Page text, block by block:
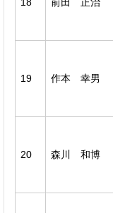
19 作本 幸男
20 森川 和博